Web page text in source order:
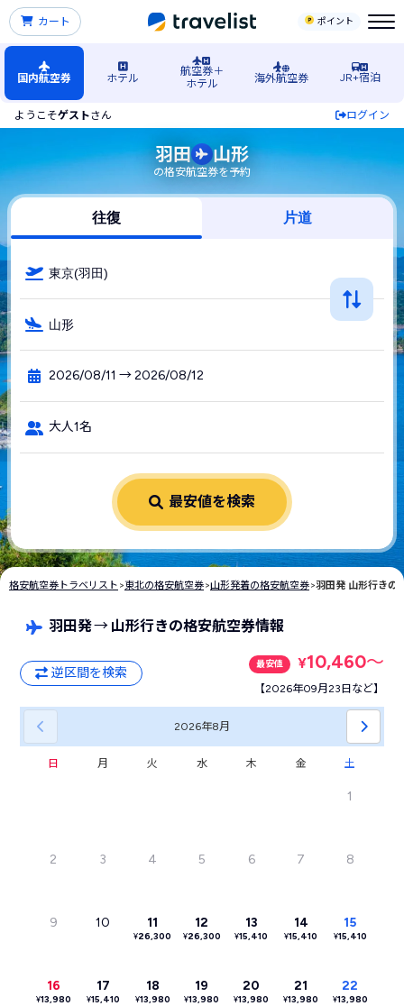
ポイント
カート
国内航空券 ホテル
航空券＋
ホテル
海外航空券 JR+宿泊
ようこそゲストさん ログイン
羽田 山形
の格安航空券を予約
往復 片道
東京(羽田)
山形
2026/08/11 → 2026/08/12
大人1名
最安値を検索
格安航空券トラベリスト >東北の格安航空券>山形発着の格安航空券>羽田発 山形行きの
羽田発→ 山形行きの格安航空券情報
逆区間を検索
最安値 ¥10,460〜
【2026年09月23日など】
2026年8月
日 月 火 水 木 金 土
1
2 3 4 5 6 7 8
9 10 11
¥26,300
12
¥26,300
13
¥15,410
14
¥15,410
15
¥15,410
16
¥13,980
17
¥15,410
18
¥13,980
19
¥13,980
20
¥13,980
21
¥13,980
22
¥13,980